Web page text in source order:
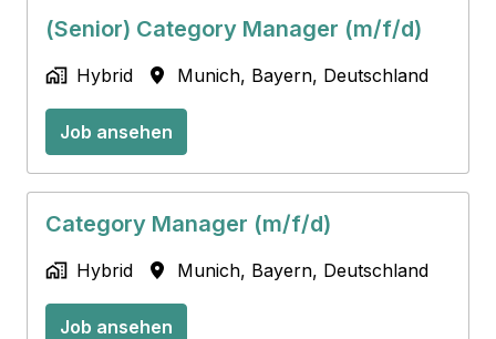
(Senior) Category Manager (m/f/d)
Hybrid Munich, Bayern, Deutschland
Job ansehen
Category Manager (m/f/d)
Hybrid Munich, Bayern, Deutschland
Job ansehen